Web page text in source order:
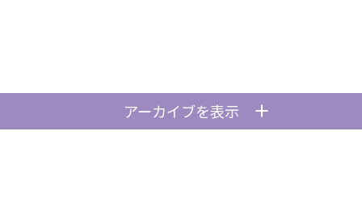
アーカイブを表示